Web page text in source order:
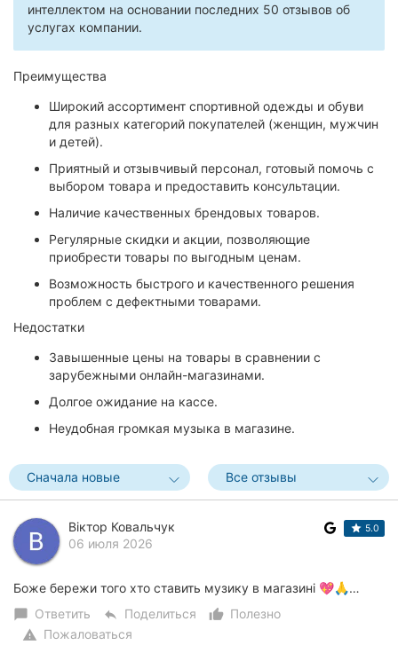
Сумы
Франковск
Луцк
Ужгород
Карпаты
интеллектом на основании последних 50 отзывов об
услугах компании.
Преимущества
Широкий ассортимент спортивной одежды и обуви
для разных категорий покупателей (женщин, мужчин
и детей).
Приятный и отзывчивый персонал, готовый помочь с
выбором товара и предоставить консультации.
Наличие качественных брендовых товаров.
Регулярные скидки и акции, позволяющие
приобрести товары по выгодным ценам.
Возможность быстрого и качественного решения
проблем с дефектными товарами.
Недостатки
Завышенные цены на товары в сравнении с
зарубежными онлайн-магазинами.
Долгое ожидание на кассе.
Неудобная громкая музыка в магазине.
Сначала новые Все отзывы
Віктор Ковальчук
06 июля 2026
5.0
Боже бережи того хто ставить музику в магазині 💖🙏…
chat_bubble Ответить reply Поделиться thumb_up_alt
Полезно
warning Пожаловаться